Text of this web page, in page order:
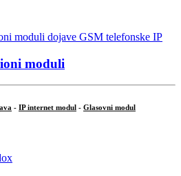
moduli
- IP internet modul - Glasovni modul